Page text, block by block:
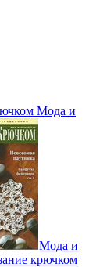
Мода и
Мода и
крючком